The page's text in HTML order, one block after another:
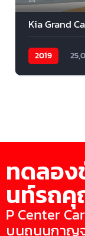
Kia Grand
2019
ทดลอง
นท์รถ
P Center
บนถนนกาญ